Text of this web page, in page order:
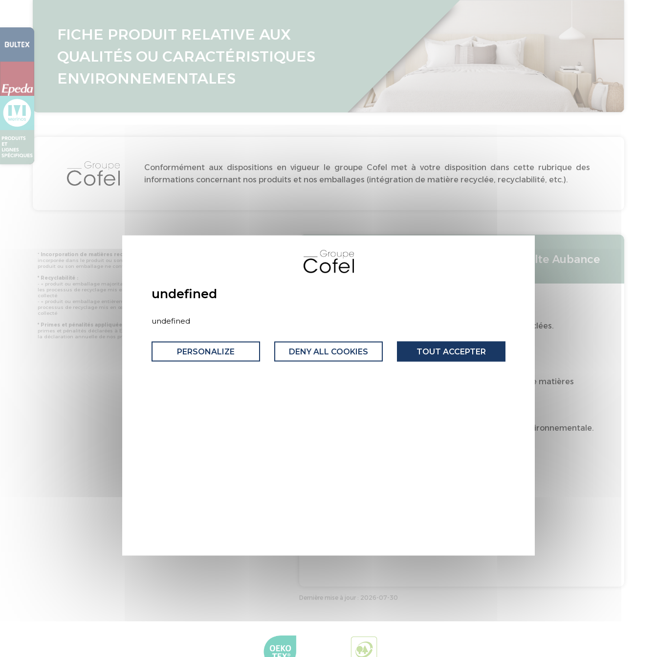
FICHE PRODUIT RELATIVE AUX
QUALITÉS OU CARACTÉRISTIQUES
ENVIRONNEMENTALES
Conformément aux dispositions en vigueur le groupe Cofel met à votre disposition dans cette rubrique des
informations concernant nos produits et nos emballages (intégration de matière recyclée, recyclabilité, etc.).
* Incorporation de matières recyclées :
incorporée dans le produit ou son emballage. Si l’information n'est pas précisée, le
produit ou son emballage ne contient pas de matières recyclées.
* Recyclabilité :
- « produit ou emballage majoritairement recyclable » : la matière recyclée produite par
les processus de recyclage mis en œuvre représente plus de 50 % en masse du déchet
collecté
- « produit ou emballage entièrement recyclable » : la matière recyclée produite par les
processus de recyclage mis en œuvre représente plus de 95 % en masse du déchet
collecté
* Primes et pénalités appliquées au produit : nous déclarons dans cette rubrique les
primes et pénalités déclarées à ECOMAISON et CITEO (Eco organismes français) lors de
la déclaration annuelle de nos produits.
Matelas adulte Aubance
Ce composant comporte au moins 57% de matières recyclées.
Recyclabilité du composant : Majoritairement Recyclable
L'emballage de ce composant comporte au moins 50% de matières
Cet emballage bénéficie d’une prime de performance environnementale.
Dernière mise à jour : 2026-07-30
undefined
undefined
PERSONALIZE DENY ALL COOKIES TOUT ACCEPTER